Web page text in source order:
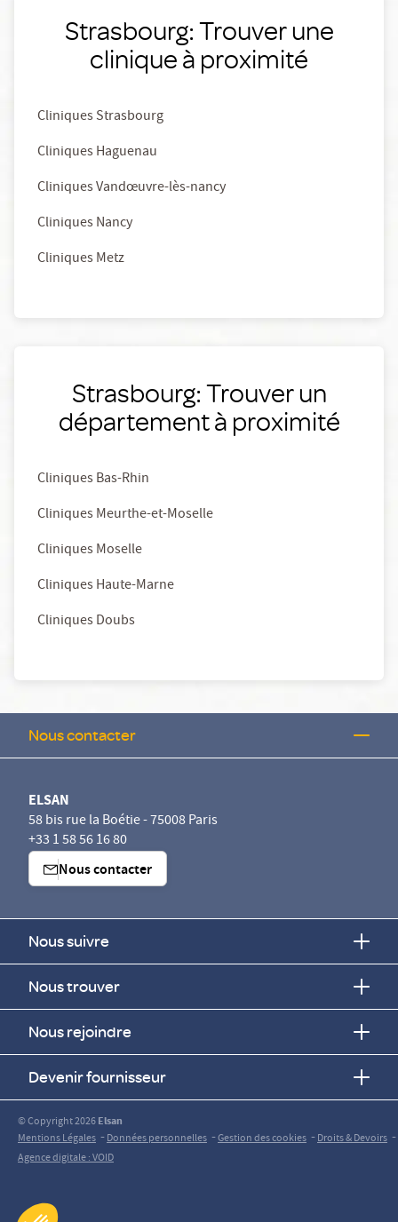
Strasbourg: Trouver une
clinique à proximité
Cliniques Strasbourg
Cliniques Haguenau
Cliniques Vandœuvre-lès-nancy
Cliniques Nancy
Cliniques Metz
Strasbourg: Trouver un
département à proximité
Cliniques Bas-Rhin
Cliniques Meurthe-et-Moselle
Cliniques Moselle
Cliniques Haute-Marne
Cliniques Doubs
Nous contacter
ELSAN
58 bis rue la Boétie - 75008 Paris
+33 1 58 56 16 80
Nous contacter
Nous suivre
Nous trouver
Nous rejoindre
Devenir fournisseur
© Copyright 2026Elsan
Mentions Légales -Données personnelles -Gestion des cookies -Droits & Devoirs -
Agence digitale : VOID